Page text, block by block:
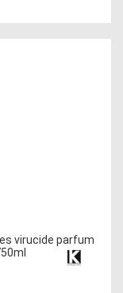
virucide parfum